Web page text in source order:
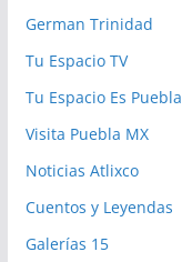
German Trinidad
Tu Espacio TV
Tu Espacio Es Puebla
Visita Puebla MX
Noticias Atlixco
Cuentos y Leyendas
Galerías 15